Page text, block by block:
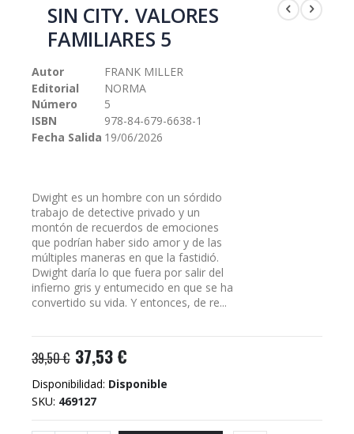
comienzo
galería
imágenes
SIN CITY. VALORES
FAMILIARES 5
Autor
FRANK MILLER
Editorial
NORMA
Número
5
ISBN
978-84-679-6638-1
Fecha Salida 19/06/2026
Dwight es un hombre con un sórdido
trabajo de detective privado y un
montón de recuerdos de emociones
que podrían haber sido amor y de las
múltiples maneras en que la fastidió.
Dwight daría lo que fuera por salir del
infierno gris y entumecido en que se ha
convertido su vida. Y entonces, de re...
39,50 € 37,53 €
Disponibilidad: Disponible
SKU 469127